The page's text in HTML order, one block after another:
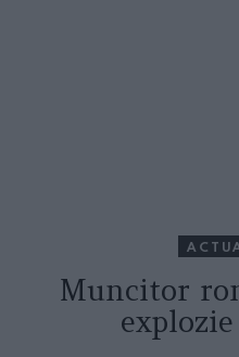
Muncitor